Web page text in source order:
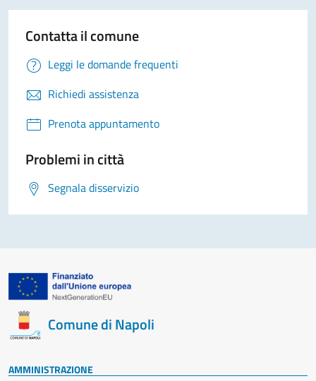
Contatta il comune
Leggi le domande frequenti
Richiedi assistenza
Prenota appuntamento
Problemi in città
Segnala disservizio
Comune di Napoli
AMMINISTRAZIONE